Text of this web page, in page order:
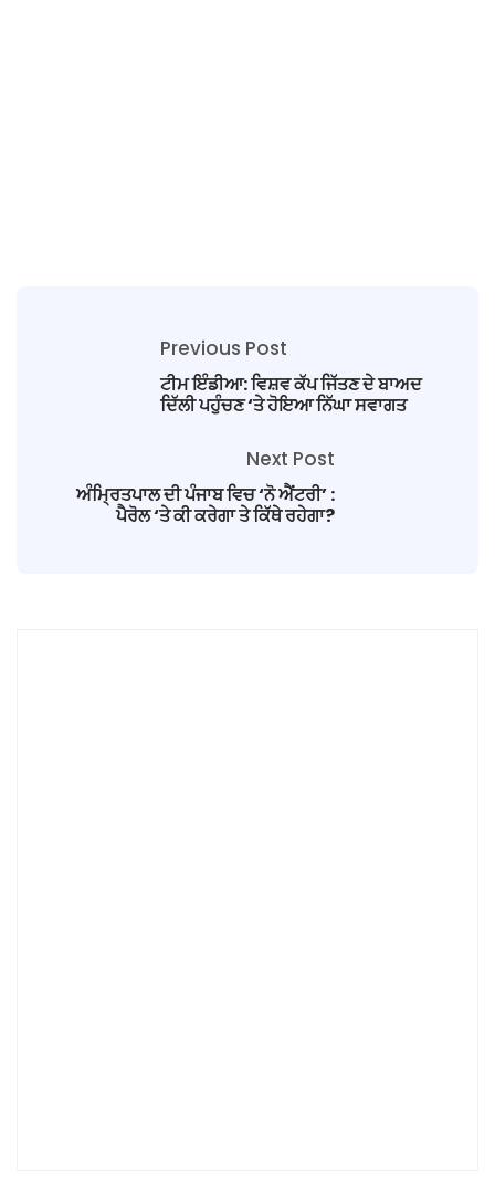
Previous Post
ਟੀਮ ਇੰਡੀਆ: ਵਿਸ਼ਵ ਕੱਪ ਜਿੱਤਣ ਦੇ ਬਾਅਦ
ਦਿੱਲੀ ਪਹੁੰਚਣ ‘ਤੇ ਹੋਇਆ ਨਿੱਘਾ ਸਵਾਗਤ
Next Post
ਅੰਮ੍ਰਿਤਪਾਲ ਦੀ ਪੰਜਾਬ ਵਿਚ ‘ਨੋ ਐਂਟਰੀ’ :
ਪੈਰੋਲ ‘ਤੇ ਕੀ ਕਰੇਗਾ ਤੇ ਕਿੱਥੇ ਰਹੇਗਾ?